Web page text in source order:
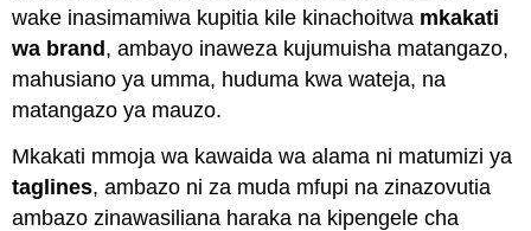
wake inasimamiwa kupitia kile kinachoitwa mkakati
wa brand, ambayo inaweza kujumuisha matangazo,
mahusiano ya umma, huduma kwa wateja, na
matangazo ya mauzo.
Mkakati mmoja wa kawaida wa alama ni matumizi ya
taglines, ambazo ni za muda mfupi na zinazovutia
ambazo zinawasiliana haraka na kipengele cha